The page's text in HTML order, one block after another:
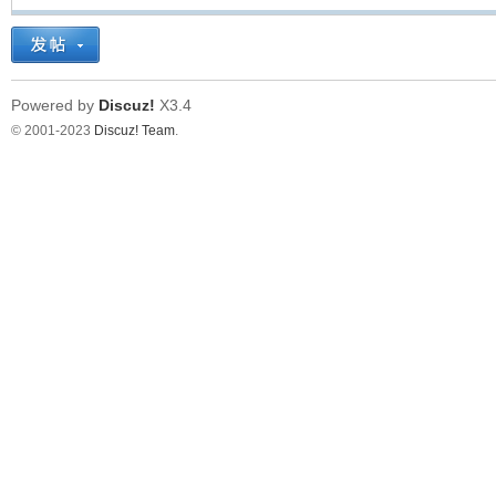
Powered by Discuz! X3.4
© 2001-2023 Discuz! Team.